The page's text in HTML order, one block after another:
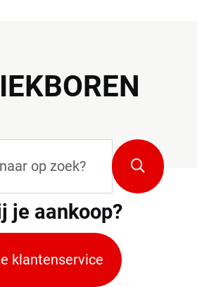
Zoeken
je aankoop?
klantenservice